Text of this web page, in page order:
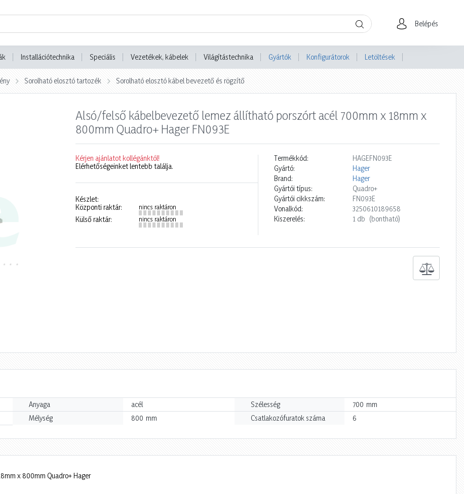
Belépés
Installációtechnika Speciális Vezetékek, kábelek Világítástechnika Gyártók Konfigurátorok Letöltések
Sorolható elosztó tartozék Sorolható elosztó kábel bevezető és rögzítő
Alsó/felső kábelbevezető lemez állítható porszórt acél 700mm x 18mm x
800mm Quadro+ Hager FN093E
Kérjen ajánlatot kollégánktól!
Elérhetőségeinket lentebb találja.
Készlet:
Központi raktár:
nincs raktáron
Külső raktár: nincs raktáron
Termékkód:
HAGEFN093E
Gyártó:
Hager
Brand:
Hager
Gyártói típus:
Quadro+
Gyártói cikkszám:
FN093E
Vonalkód:
3250610189658
Kiszerelés:
1 db (bontható)
Anyaga acél Szélesség 700 mm
Mélység 800 mm Csatlakozófuratok száma
6
x 800mm Quadro+ Hager